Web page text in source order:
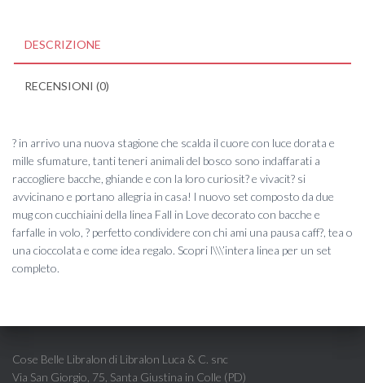
DESCRIZIONE
RECENSIONI (0)
? in arrivo una nuova stagione che scalda il cuore con luce dorata e
mille sfumature, tanti teneri animali del bosco sono indaffarati a
raccogliere bacche, ghiande e con la loro curiosit? e vivacit? si
avvicinano e portano allegria in casa! l nuovo set composto da due
mug con cucchiaini della linea Fall in Love decorato con bacche e
farfalle in volo, ? perfetto condividere con chi ami una pausa caff?, tea o
una cioccolata e come idea regalo. Scopri l\\\’intera linea per un set
completo.
Cose Belle Libralon di Libralon Luca & C. snc
Via San Giorgio, 75, Santa Giustina in Colle (PD)